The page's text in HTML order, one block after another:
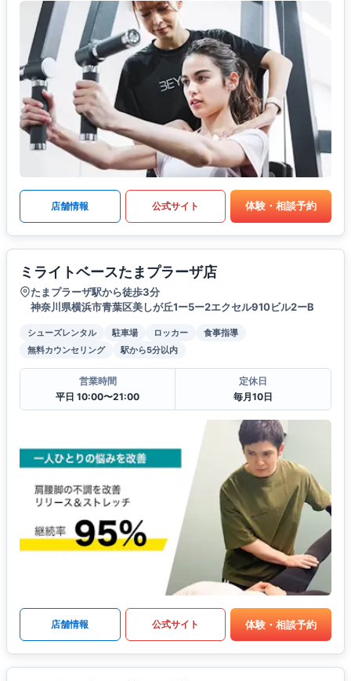
店舗情報 公式サイト 体験・相談予約
ミライトベースたまプラーザ店
たまプラーザ駅から徒歩3分
神奈川県横浜市青葉区美しが丘1ー5ー2エクセル910ビル2ーB
シューズレンタル 駐車場 ロッカー
食事指導
無料カウンセリング
駅から5分以内
営業時間
平日 10:00〜21:00
定休日
毎月10日
店舗情報 公式サイト 体験・相談予約